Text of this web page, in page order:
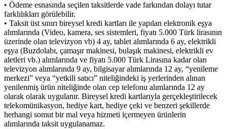
• Ödeme esnasında seçilen taksitlerde vade farkından dolayı tutar
farklılıkları görülebilir.
• Taksit üst sınırı bireysel kredi kartları ile yapılan elektronik eşya
alımlarında (Video, kamera, ses sistemleri, fiyatı 5.000 Türk lirasının
üzerinde olan televizyon vb) 4 ay, tablet alımlarında 6 ay, elektrikli
eşya (Buzdolabı, çamaşır makinesi, bulaşık makinesi, elektrikli ev
aletleri vb.) alımlarında ve fiyatı 5.000 Türk Lirasına kadar olan
televizyon alımlarında 9 ay, bilgisayar alımlarında 12 ay, “yenileme
merkezi” veya “yetkili satıcı” niteliğindeki iş yerlerinden alınan
yenilenmiş ürün niteliğinde olan cep telefonu alımlarında 12 ay
olarak olarak uygulanır. Bireysel kredi kartlarıyla gerçekleştirilecek
telekomünikasyon, hediye kart, hediye çeki ve benzeri şekillerde
herhangi somut bir mal veya hizmeti içermeyen ürünlerin
alımlarında taksit uygulanamaz.